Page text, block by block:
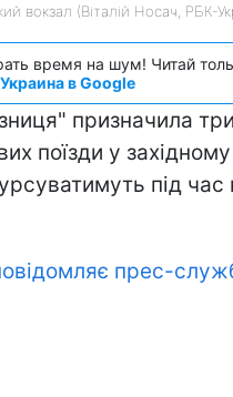
вокзал (Віталій Носач, РБК-
время на шум! Читай
в Google
призначила три
поїзди у
під час
прес-